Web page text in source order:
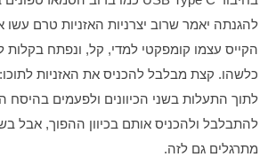
מתרגלים גם לזה.